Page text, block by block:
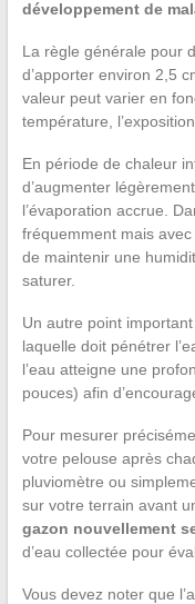
développement de
La règle générale pour
d’apporter environ 2,5
valeur peut varier en
température,
En période de chaleur
d’augmenter
l’évaporation accrue.
fréquemment mais avec
de maintenir une
saturer.
Un autre point
laquelle doit pénétrer
l’eau atteigne une
pouces) afin
Pour mesurer
votre pelouse après
pluviomètre ou
sur votre terrain avant
gazon nouvellement
d’eau collectée pour
Vous devez noter que